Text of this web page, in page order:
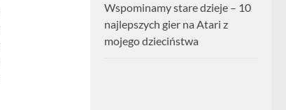
Wspominamy stare dzieje – 10
najlepszych gier na Atari z
mojego dzieciństwa